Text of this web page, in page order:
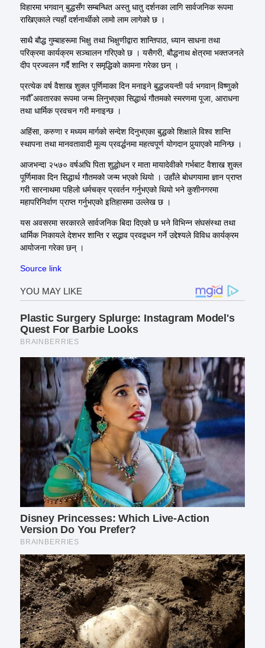
विहारमा भगवान् बुद्धसँग सम्बन्धित अस्तु धातु दर्शनका लागि सार्वजनिक रूपमा
राखिएकाले त्यहाँ दर्शनार्थीको लामो लाम लागेको छ ।
साथै बौद्ध गुम्बाहरूमा भिक्षु तथा भिक्षुणीद्वारा शान्तिपाठ, ध्यान साधना तथा
परिक्रमा कार्यक्रम सञ्चालन गरिएको छ । यसैगरी, बौद्धनाथ क्षेत्रमा भक्तजनले
दीप प्रज्वलन गर्दै शान्ति र समृद्धिको कामना गरेका छन् ।
प्रत्येक वर्ष वैशाख शुक्ल पूर्णिमाका दिन मनाइने बुद्धजयन्ती पर्व भगवान् विष्णुको
नवौँ अवतारका रूपमा जन्म लिनुभएका सिद्धार्थ गौतमको स्मरणमा पूजा, आराधना
तथा धार्मिक प्रवचन गरी मनाइन्छ ।
अहिंसा, करुणा र मध्यम मार्गको सन्देश दिनुभएका बुद्धको शिक्षाले विश्व शान्ति
स्थापना तथा मानवतावादी मूल्य प्रवर्द्धनमा महत्वपूर्ण योगदान पुर्‍याएको मानिन्छ ।
आजभन्दा २५७० वर्षअघि पिता शुद्धोधन र माता मायादेवीको गर्भबाट वैशाख शुक्ल
पूर्णिमाका दिन सिद्धार्थ गौतमको जन्म भएको थियो । उहाँले बोधगयामा ज्ञान प्राप्त
गरी सारनाथमा पहिलो धर्मचक्र प्रवर्तन गर्नुभएको थियो भने कुशीनगरमा
महापरिनिर्वाण प्राप्त गर्नुभएको इतिहासमा उल्लेख छ ।
यस अवसरमा सरकारले सार्वजनिक बिदा दिएको छ भने विभिन्न संघसंस्था तथा
धार्मिक निकायले देशभर शान्ति र सद्भाव प्रवद्र्धन गर्ने उद्देश्यले विविध कार्यक्रम
आयोजना गरेका छन् ।
Source link